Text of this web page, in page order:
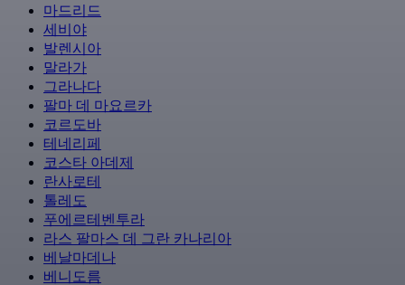
마드리드
세비야
발렌시아
말라가
그라나다
팔마 데 마요르카
코르도바
테네리페
코스타 아데제
란사로테
톨레도
푸에르테벤투라
라스 팔마스 데 그란 카나리아
베날마데나
베니도름